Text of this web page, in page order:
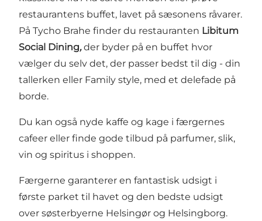
restaurantens buffet, lavet på sæsonens råvarer.
På Tycho Brahe finder du restauranten Libitum
Social Dining,der byder på en buffet hvor
vælger du selv det, der passer bedst til dig - din
tallerken eller Family style, med et delefade på
borde.
Du kan også nyde kaffe og kage i færgernes
cafeer eller finde gode tilbud på parfumer, slik,
vin og spiritus i shoppen.
Færgerne garanterer en fantastisk udsigt i
første parket til havet og den bedste udsigt
over søsterbyerne Helsingør og Helsingborg.